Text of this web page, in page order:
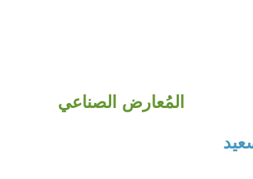
المُعارض الصناعي